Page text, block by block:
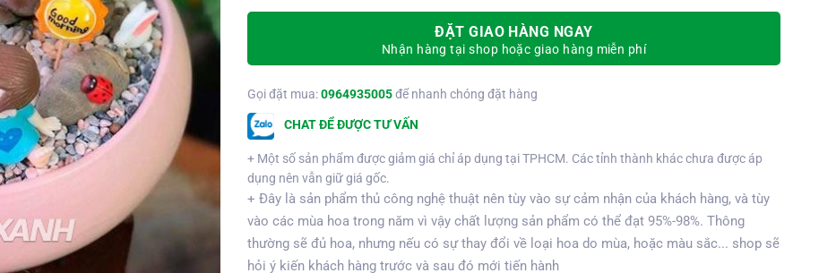
ĐẶT GIAO HÀNG NGAY
Nhận hàng tại shop hoặc giao hàng miễn phí
Gọi đặt mua:0964935005để nhanh chóng đặt hàng
CHAT ĐỂ ĐƯỢC TƯ VẤN
+ Một số sản phẩm được giảm giá chỉ áp dụng tại TPHCM. Các tỉnh thành khác chưa được áp
dụng nên vẫn giữ giá gốc.
+ Đây là sản phẩm thủ công nghệ thuật nên tùy vào sự cảm nhận của khách hàng, và tùy
vào các mùa hoa trong năm vì vậy chất lượng sản phẩm có thể đạt 95%-98%. Thông
thường sẽ đủ hoa, nhưng nếu có sự thay đổi về loại hoa do mùa, hoặc màu sắc... shop sẽ
hỏi ý kiến khách hàng trước và sau đó mới tiến hành